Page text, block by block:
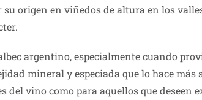
su origen en viñedos de altura en los
argentino, especialmente cuando
mineral y especiada que lo hace más
vino como para aquellos que deseen